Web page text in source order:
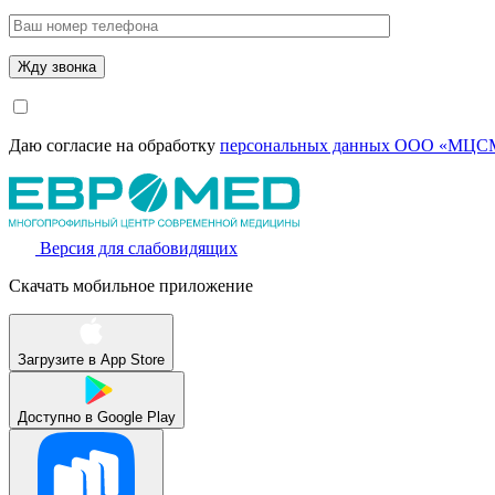
Даю согласие на обработку персональных данных ООО
Версия для слабовидящих
Скачать мобильное приложение
Загрузите в App Store
Доступно в Google Play